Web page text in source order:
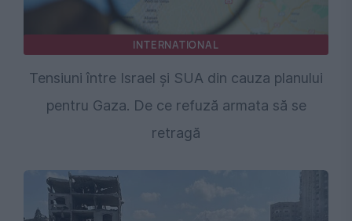
INTERNATIONAL
Tensiuni între Israel și SUA din cauza planului
pentru Gaza. De ce refuză armata să se
retragă